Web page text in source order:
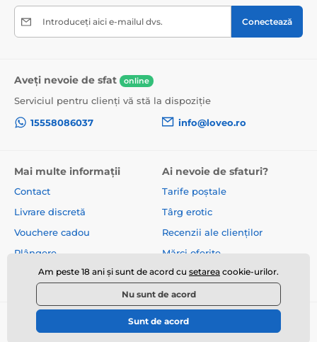
Introduceți aici e-mailul dvs. Conectează
Aveți nevoie de sfat online
Serviciul pentru clienți vă stă la dispoziție
15558086037
info@loveo.ro
Mai multe informații
Contact
Livrare discretă
Vouchere cadou
Plângere
Despre noi
Ai nevoie de sfaturi?
Tarife poștale
Târg erotic
Recenzii ale clienților
Mărci oferite
Termeni și condiții
© 2026 www.loveo.ro ⦁ E-shop creat de
Am peste 18 ani și sunt de acord cu setarea cookie-urilor.
Nu sunt de acord
Sunt de acord